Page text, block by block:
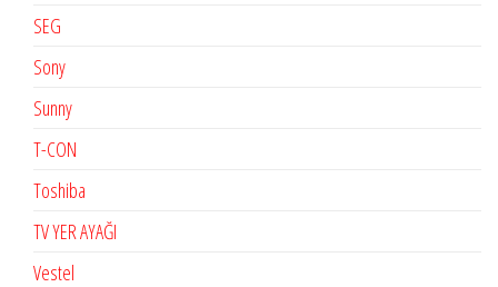
SEG
Sony
Sunny
T-CON
Toshiba
TV YER AYAĞI
Vestel